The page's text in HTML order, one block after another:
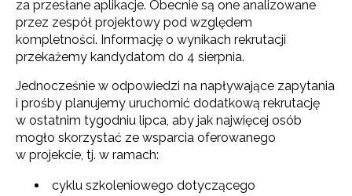
za przesłane aplikacje. Obecnie są one analizowane
przez zespół projektowy pod względem
kompletności. Informację o wynikach rekrutacji
przekażemy kandydatom do 4 sierpnia.
Jednocześnie w odpowiedzi na napływające zapytania
i prośby planujemy uruchomić dodatkową rekrutację
w ostatnim tygodniu lipca, aby jak najwięcej osób
mogło skorzystać ze wsparcia oferowanego
w projekcie, tj. w ramach:
cyklu szkoleniowego dotyczącego